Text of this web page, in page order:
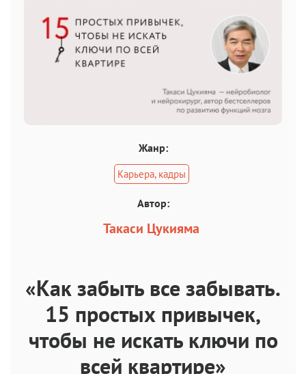
Жанр:
Карьера, кадры
Автор:
Такаси Цукияма
«Как забыть все забывать.
15 простых привычек,
чтобы не искать ключи по
всей квартире»